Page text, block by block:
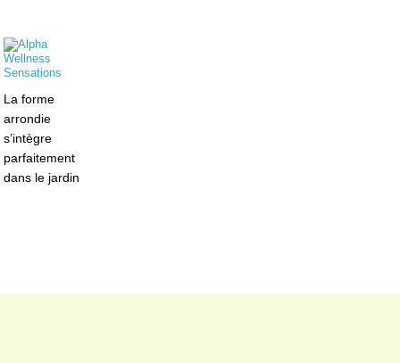
La forme
arrondie
s’intègre
parfaitement
dans le jardin